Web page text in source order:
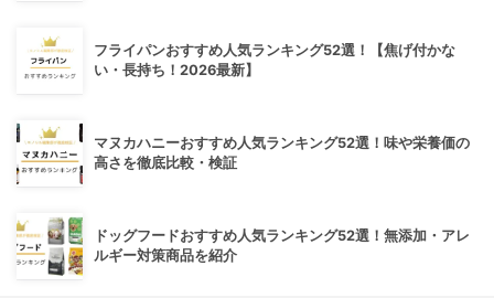
フライパンおすすめ人気ランキング52選！【焦げ付かな
い・長持ち！2026最新】
マヌカハニーおすすめ人気ランキング52選！味や栄養価の
高さを徹底比較・検証
ドッグフードおすすめ人気ランキング52選！無添加・アレ
ルギー対策商品を紹介